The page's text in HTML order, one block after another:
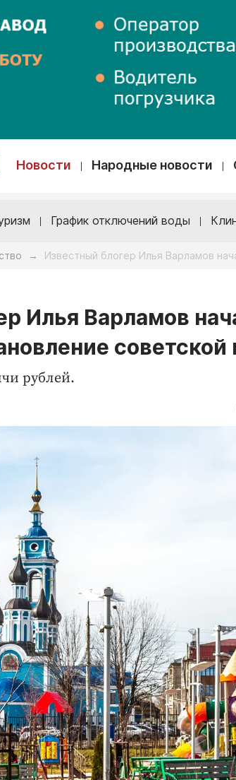
Новости Народные новости
График отключений воды
→ Известный блогер Илья Варламов
Илья Варламов
рублей.